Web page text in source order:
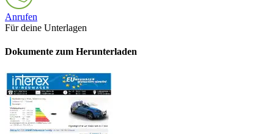
Anrufen
Für deine Unterlagen
Dokumente zum Herunterladen